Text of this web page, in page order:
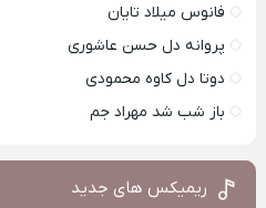
فانوس میلاد تایان
پروانه دل حسن عاشوری
دوتا دل کاوه محمودی
باز شب شد مهراد جم
ریمیکس های جدید